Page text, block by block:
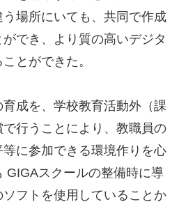
場所にいても、共同で作成
でき、より質の高いデジタ
とができた。
育成を、学校教育活動外（課
行うことにより、教職員の
に参加できる環境作りを心
GIGAスクールの整備時に導
ソフトを使用していることか